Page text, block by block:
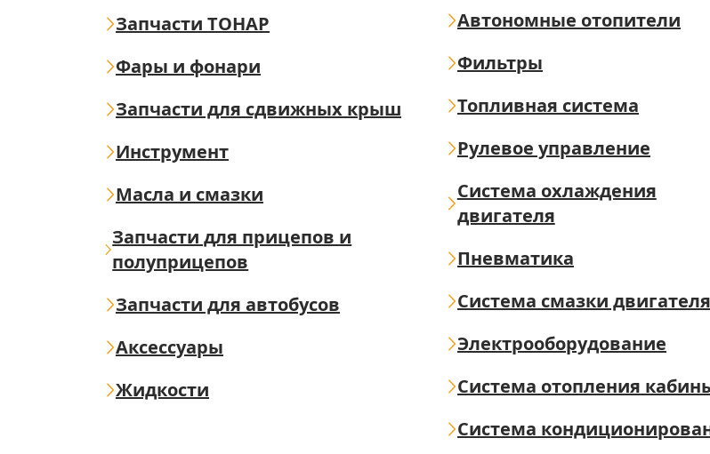
Запчасти ТОНАР
Фары и фонари
Запчасти для сдвижных крыш
Инструмент
Масла и смазки
Запчасти для прицепов и
полуприцепов
Запчасти для автобусов
Аксессуары
Жидкости
Автономные отопители
Фильтры
Топливная система
Рулевое управление
Система охлаждения
двигателя
Пневматика
Система смазки двигателя
Электрооборудование
Система отопления
Система